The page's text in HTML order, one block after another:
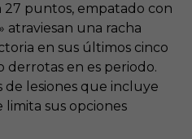
27 puntos, empatado con
atraviesan una racha
en sus últimos cinco
en es periodo.
de lesiones que incluye
limita sus opciones